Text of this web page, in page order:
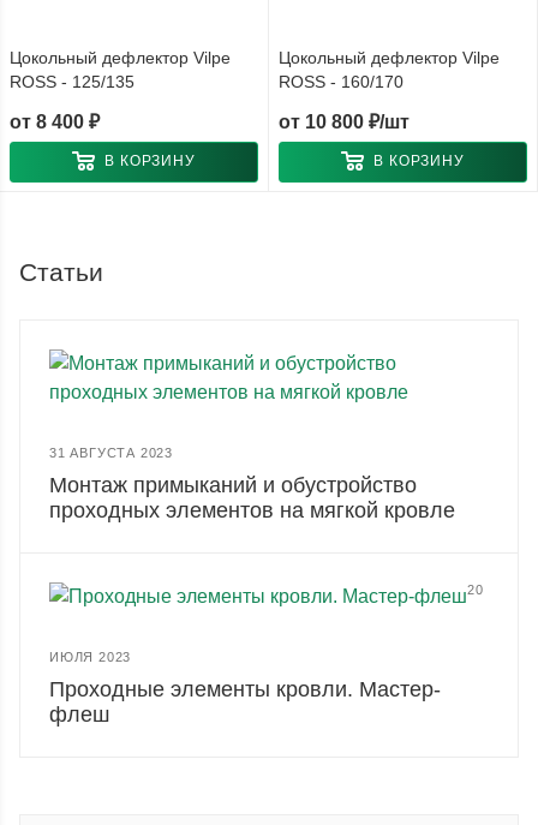
Цокольный дефлектор Vilpe
ROSS - 125/135
от 8 400 ₽
В КОРЗИНУ
Цокольный дефлектор Vilpe
ROSS - 160/170
от 10 800 ₽/шт
В КОРЗИНУ
Статьи
31 АВГУСТА 2023
Монтаж примыканий и обустройство
проходных элементов на мягкой кровле
20
ИЮЛЯ 2023
Проходные элементы кровли. Мастер-
флеш